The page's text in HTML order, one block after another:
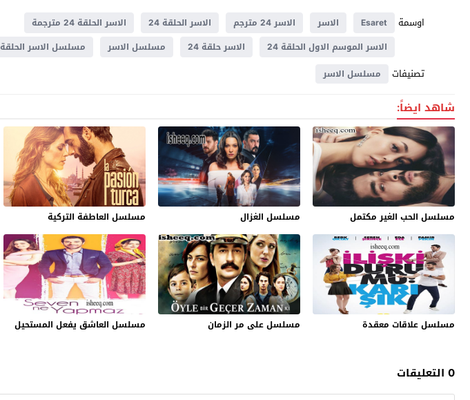
اوسمة
Esaret الاسر الاسر 24 مترجم الاسر الحلقة 24
الاسر الحلقة 24 مترجمة
الاسر الموسم الاول الحلقة 24
الاسر حلقة 24 مسلسل الاسر مسلسل الاسر الحلقة 24
تصنيفات مسلسل الاسر
شاهد ايضاً:
مسلسل الحب الغير مكتمل مسلسل الغزال مسلسل العاطفة التركية
مسلسل علاقات معقدة مسلسل على مر الزمان مسلسل العاشق يفعل المستحيل
0 التعليقات